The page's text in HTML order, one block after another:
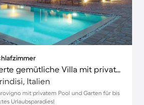
Familienorientierte gemütliche Villa mit privatem Pool, Terrasse und Grill
Italien
mit privatem Pool und Garten für bis
Urlaubsparadies!